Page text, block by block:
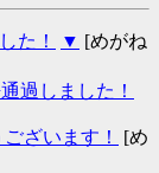
た！ ▼ [めがね
過しました！
ざいます！
[め